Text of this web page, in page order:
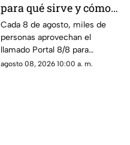
para qué sirve y cómo
manifestar
correctamente?
Cada 8 de agosto, miles de
personas aprovechan el
llamado Portal 8/8 para
reflexionar, pedir y establecer
agosto 08, 2026 10:00 a. m.